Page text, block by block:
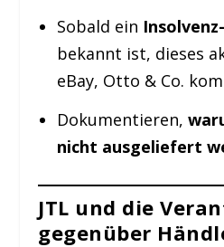
Sobald ein
bekannt ist, dieses
eBay, Otto & Co.
Dokumentieren,
nicht ausgeliefert
JTL und die
gegenüber